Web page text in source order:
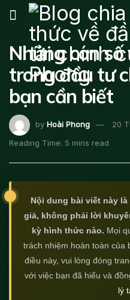
Những con số
trong đầu tư
bạn cần biết
by Hoài Phong
20
Reading Time: 5 mins read
Nội dung bài viết này
giả, không phải lời
kỳ hình thức nào. Mọi
trách nhiệm hoàn toàn của
điều này, vui lòng đóng
với việc bạn đã hiểu và
lý